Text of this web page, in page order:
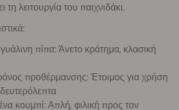
τη λειτουργία του παιχνιδάκι.
πίπα: Άνετο κράτημα, κλασική
προθέρμανσης: Έτοιμος για χρήση
κουμπί: Απλή, φιλική προς τον